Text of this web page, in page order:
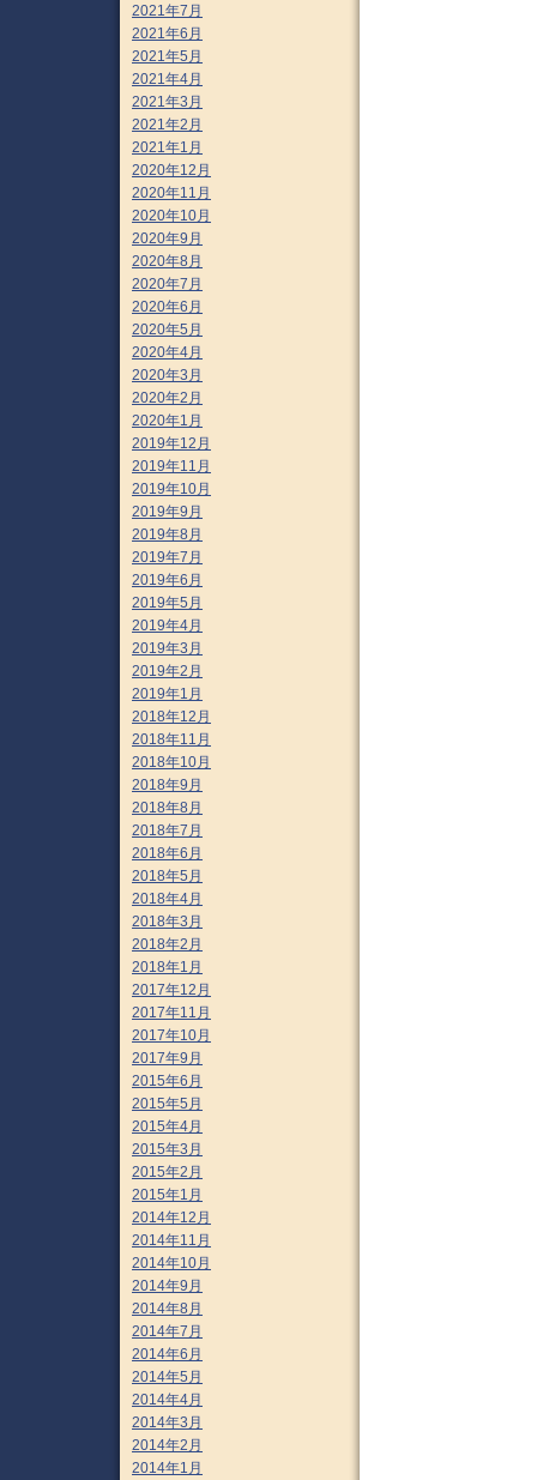
2021年7月
2021年6月
2021年5月
2021年4月
2021年3月
2021年2月
2021年1月
2020年12月
2020年11月
2020年10月
2020年9月
2020年8月
2020年7月
2020年6月
2020年5月
2020年4月
2020年3月
2020年2月
2020年1月
2019年12月
2019年11月
2019年10月
2019年9月
2019年8月
2019年7月
2019年6月
2019年5月
2019年4月
2019年3月
2019年2月
2019年1月
2018年12月
2018年11月
2018年10月
2018年9月
2018年8月
2018年7月
2018年6月
2018年5月
2018年4月
2018年3月
2018年2月
2018年1月
2017年12月
2017年11月
2017年10月
2017年9月
2015年6月
2015年5月
2015年4月
2015年3月
2015年2月
2015年1月
2014年12月
2014年11月
2014年10月
2014年9月
2014年8月
2014年7月
2014年6月
2014年5月
2014年4月
2014年3月
2014年2月
2014年1月